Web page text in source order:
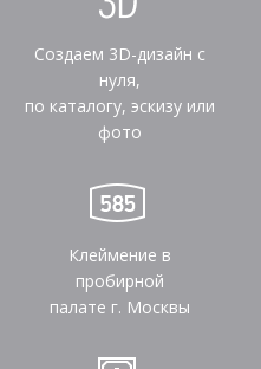
Создаем 3D-дизайн с
нуля,
по каталогу, эскизу или
фото
Клеймение в
пробирной
палате г. Москвы